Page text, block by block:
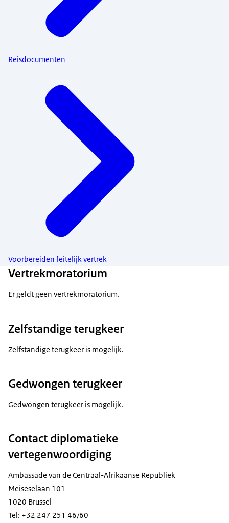
Reisdocumenten
Voorbereiden feitelijk vertrek
Vertrekmoratorium
Er geldt geen vertrekmoratorium.
Zelfstandige terugkeer
Zelfstandige terugkeer is mogelijk.
Gedwongen terugkeer
Gedwongen terugkeer is mogelijk.
Contact diplomatieke
vertegenwoordiging
Ambassade van de Centraal-Afrikaanse Republiek
Meiseselaan 101
1020 Brussel
Tel: +32 247 251 46/60